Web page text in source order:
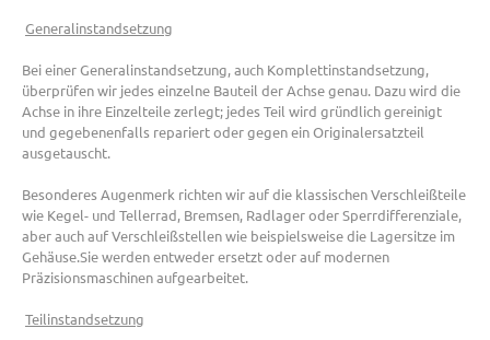
Generalinstandsetzung
Bei einer Generalinstandsetzung, auch Komplettinstandsetzung,
überprüfen wir jedes einzelne Bauteil der Achse genau. Dazu wird die
Achse in ihre Einzelteile zerlegt; jedes Teil wird gründlich gereinigt
und gegebenenfalls repariert oder gegen ein Originalersatzteil
ausgetauscht.
Besonderes Augenmerk richten wir auf die klassischen Verschleißteile
wie Kegel- und Tellerrad, Bremsen, Radlager oder Sperrdifferenziale,
aber auch auf Verschleißstellen wie beispielsweise die Lagersitze im
Gehäuse.Sie werden entweder ersetzt oder auf modernen
Präzisionsmaschinen aufgearbeitet.
Teilinstandsetzung